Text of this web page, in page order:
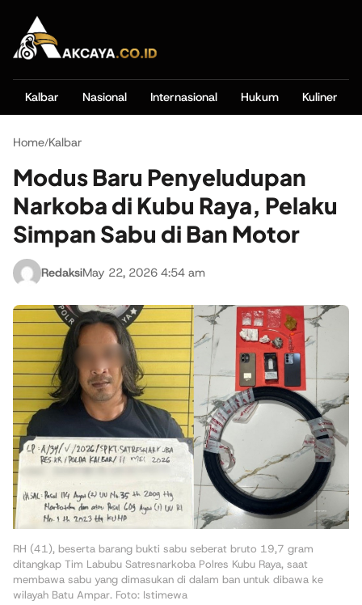
Kalbar Nasional Internasional Hukum Kuliner
Home/Kalbar
Modus Baru Penyeludupan
Narkoba di Kubu Raya, Pelaku
Simpan Sabu di Ban Motor
RedaksiMay 22, 2026 4:54 am
RH (41), beserta barang bukti sabu seberat bruto 19,7 gram
ditangkap Tim Labubu Satresnarkoba Polres Kubu Raya, saat
membawa sabu yang dimasukan di dalam ban untuk dibawa ke
wilayah Batu Ampar. Foto: Istimewa